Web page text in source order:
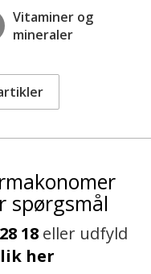
Vitaminer og
mineraler
spørgsmål
18eller udfyld
her